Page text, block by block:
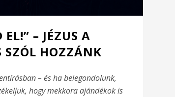
– JÉZUS A
SZÓL HOZZÁNK
– és ha belegondolunk,
hogy mekkora ajándékok is